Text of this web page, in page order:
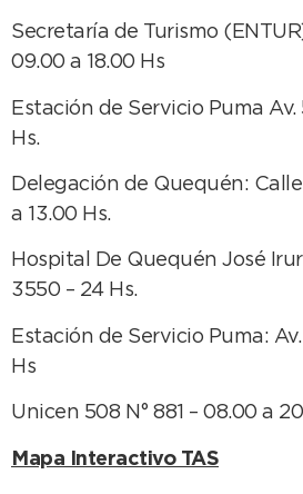
Secretaría de Turismo
09.00 a 18.00 Hs
Estación de Servicio Puma Av.
Hs.
Delegación de Quequén: Calle
a 13.00 Hs.
Hospital De Quequén José
3550 – 24 Hs.
Estación de Servicio Puma: Av.
Hs
Unicen 508 N° 881 – 08.00 a
Mapa Interactivo TAS